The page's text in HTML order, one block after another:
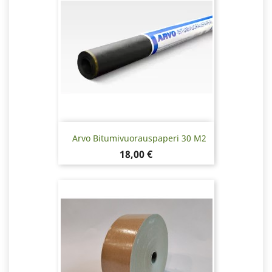
Arvo Bitumivuorauspaperi 30 M2
Hinta
18,00 €